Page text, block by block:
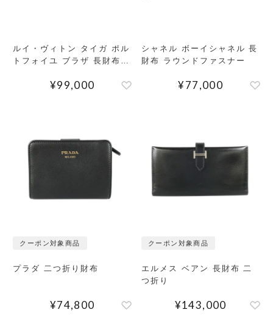
ルイ・ヴィトン タイガ ポル
トフォイユ ブラザ 長財布
¥99,000
シャネル ボーイシャネル 長
財布 ラウンドファスナー
¥77,000
クーポン対象商品
プラダ 二つ折り財布
¥74,800
クーポン対象商品
エルメス ベアン 長財布 二
つ折り
¥143,000